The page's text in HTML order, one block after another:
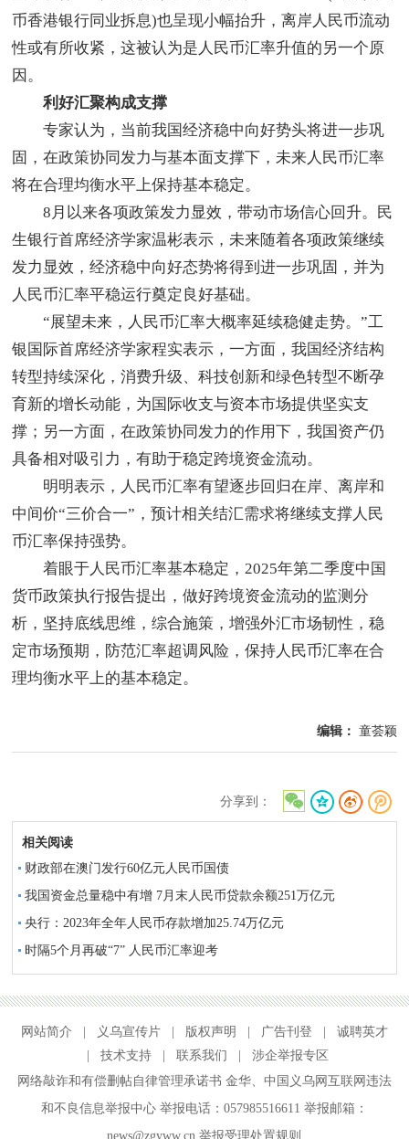
币香港银行同业拆息)也呈现小幅抬升，离岸人民币流动
性或有所收紧，这被认为是人民币汇率升值的另一个原
因。
利好汇聚构成支撑
专家认为，当前我国经济稳中向好势头将进一步巩
固，在政策协同发力与基本面支撑下，未来人民币汇率
将在合理均衡水平上保持基本稳定。
8月以来各项政策发力显效，带动市场信心回升。民
生银行首席经济学家温彬表示，未来随着各项政策继续
发力显效，经济稳中向好态势将得到进一步巩固，并为
人民币汇率平稳运行奠定良好基础。
“展望未来，人民币汇率大概率延续稳健走势。”工
银国际首席经济学家程实表示，一方面，我国经济结构
转型持续深化，消费升级、科技创新和绿色转型不断孕
育新的增长动能，为国际收支与资本市场提供坚实支
撑；另一方面，在政策协同发力的作用下，我国资产仍
具备相对吸引力，有助于稳定跨境资金流动。
明明表示，人民币汇率有望逐步回归在岸、离岸和
中间价“三价合一”，预计相关结汇需求将继续支撑人民
币汇率保持强势。
着眼于人民币汇率基本稳定，2025年第二季度中国
货币政策执行报告提出，做好跨境资金流动的监测分
析，坚持底线思维，综合施策，增强外汇市场韧性，稳
定市场预期，防范汇率超调风险，保持人民币汇率在合
理均衡水平上的基本稳定。
编辑： 童荟颖
分享到：
相关阅读
财政部在澳门发行60亿元人民币国债
我国资金总量稳中有增 7月末人民币贷款余额251万亿元
央行：2023年全年人民币存款增加25.74万亿元
时隔5个月再破“7” 人民币汇率迎考
网站简介 义乌宣传片 版权声明 广告刊登
诚聘英才
技术支持 联系我们
涉企举报专区
网络敲诈和有偿删帖自律管理承诺书 金华、 中国义乌网互联网违法
和不良信息举报中心举报电话：057985516611 举报邮箱：
news@zgyww.cn举报受理处置规则